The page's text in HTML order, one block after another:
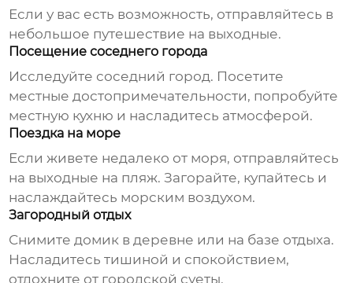
Если у вас есть возможность, отправляйтесь в
небольшое путешествие на выходные.
Посещение соседнего города
Исследуйте соседний город. Посетите
местные достопримечательности, попробуйте
местную кухню и насладитесь атмосферой.
Поездка на море
Если живете недалеко от моря, отправляйтесь
на выходные на пляж. Загорайте, купайтесь и
наслаждайтесь морским воздухом.
Загородный отдых
Снимите домик в деревне или на базе отдыха.
Насладитесь тишиной и спокойствием,
отдохните от городской суеты.